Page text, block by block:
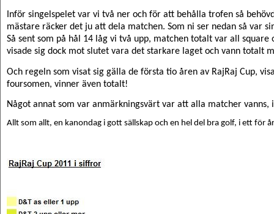
Inför singelspelet var vi två ner och för att behålla trofen så
mästare räcker det ju att dela matchen. Som ni ser nedan så var
Så sent som på hål 14 låg vi två upp, matchen totalt var all
visade sig dock mot slutet vara det starkare laget och vann totalt
Och regeln som visat sig gälla de första tio åren av RajRaj Cup,
foursomen, vinner även totalt!
Något annat som var anmärkningsvärt var att alla matcher vanns,
Allt som allt, en kanondag i gott sällskap och en hel del bra golf, i ett för